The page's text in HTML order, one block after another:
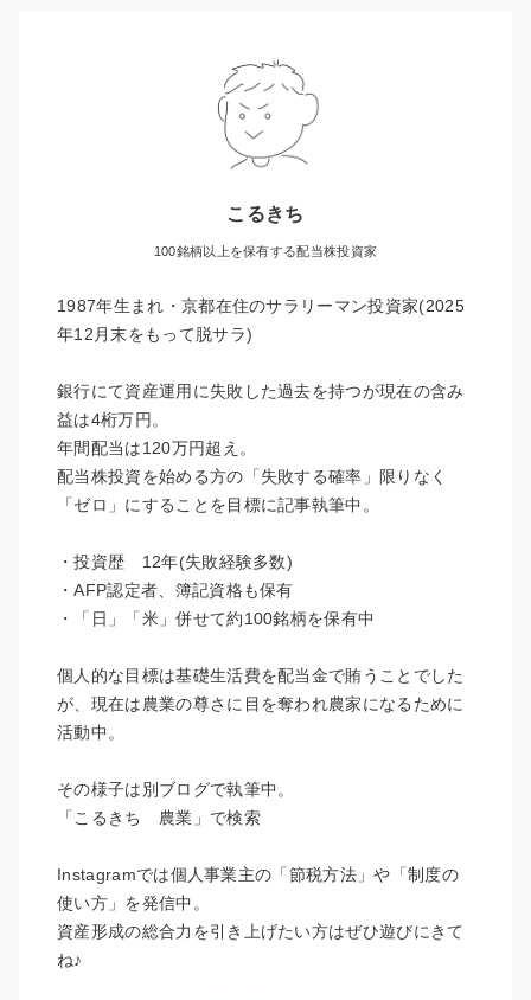
こるきち
100銘柄以上を保有する配当株投資家
1987年生まれ・京都在住のサラリーマン投資家(2025
年12月末をもって脱サラ)
銀行にて資産運用に失敗した過去を持つが現在の含み
益は4桁万円。
年間配当は120万円超え。
配当株投資を始める方の「失敗する確率」限りなく
「ゼロ」にすることを目標に記事執筆中。
・投資歴 12年(失敗経験多数)
・AFP認定者、簿記資格も保有
・「日」「米」併せて約100銘柄を保有中
個人的な目標は基礎生活費を配当金で賄うことでした
が、現在は農業の尊さに目を奪われ農家になるために
活動中。
その様子は別ブログで執筆中。
「こるきち 農業」で検索
Instagramでは個人事業主の「節税方法」や「制度の
使い方」を発信中。
資産形成の総合力を引き上げたい方はぜひ遊びにきて
ね♪